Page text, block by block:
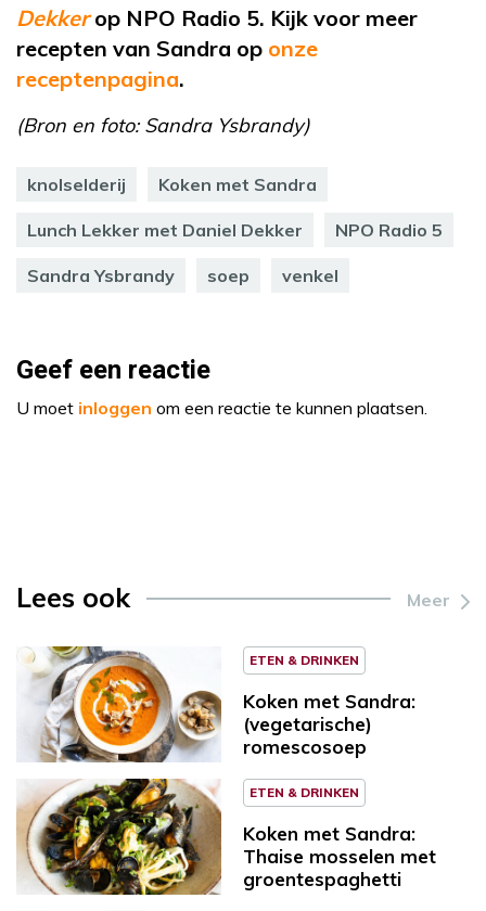
Dekkerop NPO Radio 5. Kijk voor meer
recepten van Sandra op onze
receptenpagina.
(Bron en foto: Sandra Ysbrandy)
knolselderij Koken met Sandra
Lunch Lekker met Daniel Dekker NPO Radio 5
Sandra Ysbrandy soep venkel
Geef een reactie
U moet inloggen om een reactie te kunnen plaatsen.
Lees ook Meer
ETEN & DRINKEN
Koken met Sandra:
(vegetarische)
romescosoep
ETEN & DRINKEN
Koken met Sandra:
Thaise mosselen met
groentespaghetti